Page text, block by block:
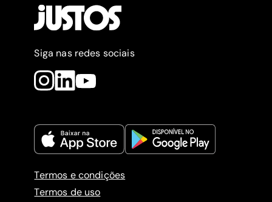
Siga nas redes sociais
Termos e condições
Termos de uso